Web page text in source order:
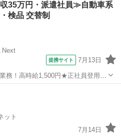
35万円・派遣社員≫自動車系
検品 交替制
Next
提携サイト 7月13日
務！高時給1,500円★正社員登用制
ー通勤OK！無料駐車場あり！《三
ット
7月14日